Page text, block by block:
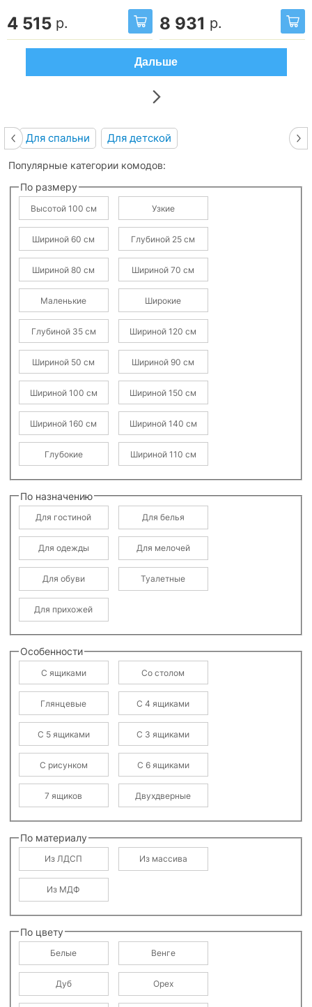
4 515 р. 8 931 р.
Дальше
Для спальни Для детской
Популярные категории комодов:
По размеру
Высотой 100 см Узкие
Шириной 60 см Глубиной 25 см
Шириной 80 см Шириной 70 см
Маленькие Широкие
Глубиной 35 см Шириной 120 см
Шириной 50 см Шириной 90 см
Шириной 100 см Шириной 150 см
Шириной 160 см Шириной 140 см
Глубокие Шириной 110 см
По назначению
Для гостиной Для белья
Для одежды Для мелочей
Для обуви Туалетные
Для прихожей
Особенности
С ящиками Со столом
Глянцевые С 4 ящиками
С 5 ящиками С 3 ящиками
С рисунком С 6 ящиками
7 ящиков Двухдверные
По материалу
Из ЛДСП Из массива
Из МДФ
По цвету
Белые Венге
Дуб Орех